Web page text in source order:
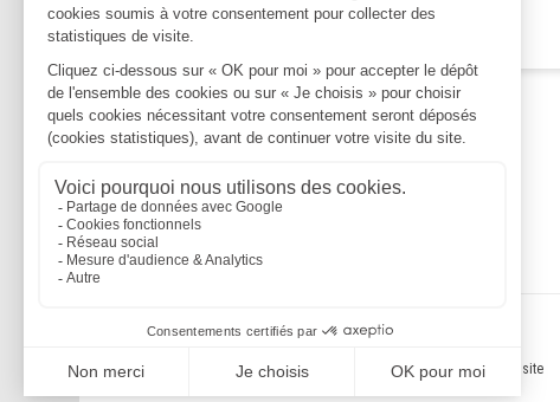
Mentions légales Politique de confidentialité Politique de cookiesPlan du site